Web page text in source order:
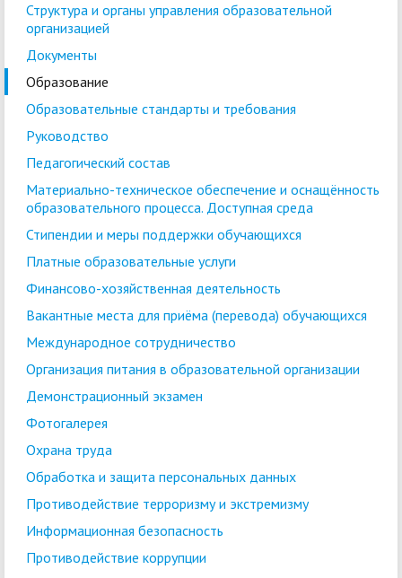
Структура и органы управления образовательной
организацией
Документы
Образование
Образовательные стандарты и требования
Руководство
Педагогический состав
Материально-техническое обеспечение и оснащённость
образовательного процесса. Доступная среда
Стипендии и меры поддержки обучающихся
Платные образовательные услуги
Финансово-хозяйственная деятельность
Вакантные места для приёма (перевода) обучающихся
Международное сотрудничество
Организация питания в образовательной организации
Демонстрационный экзамен
Фотогалерея
Охрана труда
Обработка и защита персональных данных
Противодействие терроризму и экстремизму
Информационная безопасность
Противодействие коррупции